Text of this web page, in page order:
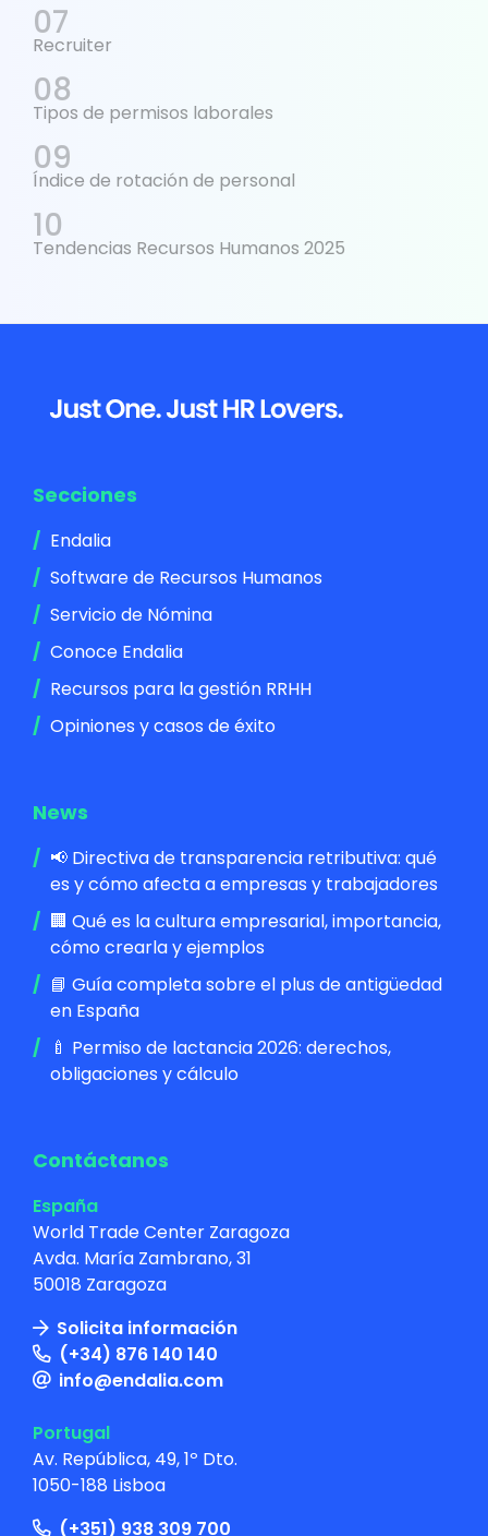
Recruiter
Tipos de permisos laborales
Índice de rotación de personal
Tendencias Recursos Humanos 2025
Footer
Secciones
Endalia
Software de Recursos Humanos
Servicio de Nómina
Conoce Endalia
Recursos para la gestión RRHH
Opiniones y casos de éxito
News
📢 Directiva de transparencia retributiva: qué
es y cómo afecta a empresas y trabajadores
🏢 Qué es la cultura empresarial, importancia,
cómo crearla y ejemplos
📘 Guía completa sobre el plus de antigüedad
en España
🍼 Permiso de lactancia 2026: derechos,
obligaciones y cálculo
Contáctanos
España
World Trade Center Zaragoza
Avda. María Zambrano, 31
50018 Zaragoza
Solicita información
(+34) 876 140 140
info@endalia.com
Portugal
Av. República, 49, 1º Dto.
1050-188 Lisboa
(+351) 938 309 700